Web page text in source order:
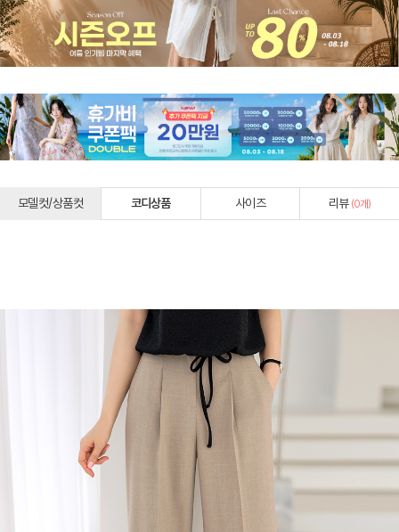
모델컷/상품컷 코디상품 사이즈 리뷰 (0개)